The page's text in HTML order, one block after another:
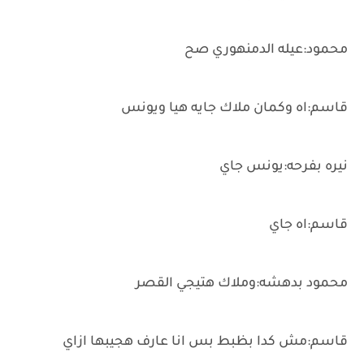
محمود:عيله الدمنهوري صح
قاسم:اه وكمان ملاك جايه هيا ويونس
نيره بفرحه:يونس جاي
قاسم:اه جاي
محمود بدهشه:وملاك هتيجي القصر
قاسم:مش كدا بظبط بس انا عارف هجيبها ازاي